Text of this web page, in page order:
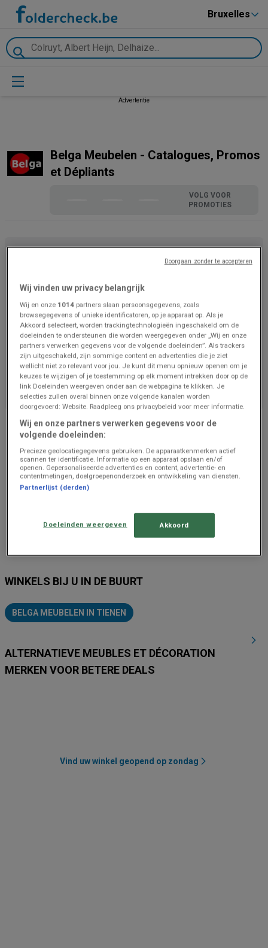
Bruxelles
Advertentie
Belga Meubelen - Catalogues, Promos
et Dépliants
VOLG VOOR
PROMOTIES
We staan op het punt om aanbiedingen van Belga
Meubelen te publiceren
WINKELS BIJ U IN DE BUURT
BELGA MEUBELEN IN TIENEN
ALTERNATIEVE MEUBLES ET DÉCORATION
MERKEN VOOR BETERE DEALS
Vind uw winkel geopend op zondag
Wij vinden uw privacy belangrijk
Wij en onze 1014 partners slaan persoonsgegevens, zoals
browsegegevens of unieke identificatoren, op je apparaat op. Als je
Akkoord selecteert, worden trackingtechnologieën ingeschakeld om de
doeleinden te ondersteunen die worden weergegeven onder „Wij en onze
partners verwerken gegevens voor de volgende doeleinden”. Als trackers
zijn uitgeschakeld, zijn sommige content en advertenties die je ziet
wellicht niet zo relevant voor jou. Je kunt dit menu opnieuw openen om je
keuzes te wijzigen of je toestemming op elk moment intrekken door op de
link Doeleinden weergeven onder aan de webpagina te klikken. Je
selecties zullen overal binnen onze volgende kanalen worden
doorgevoerd: Website. Raadpleeg ons privacybeleid voor meer informatie.
Wij en onze partners verwerken gegevens voor de
volgende doeleinden:
Precieze geolocatiegegevens gebruiken. De apparaatkenmerken actief
scannen ter identificatie. Informatie op een apparaat opslaan en/of
openen. Gepersonaliseerde advertenties en content, advertentie- en
contentmetingen, doelgroepenonderzoek en ontwikkeling van diensten.
Partnerlijst (derden)
Doeleinden weergeven Akkoord
Doorgaan zonder te accepteren